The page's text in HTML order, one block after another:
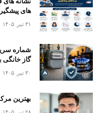
های
۳۱ تیر, ۱۴۰۵
شماره
گاز خانگی
۳۰ تیر, ۱۴۰۵
بهترین